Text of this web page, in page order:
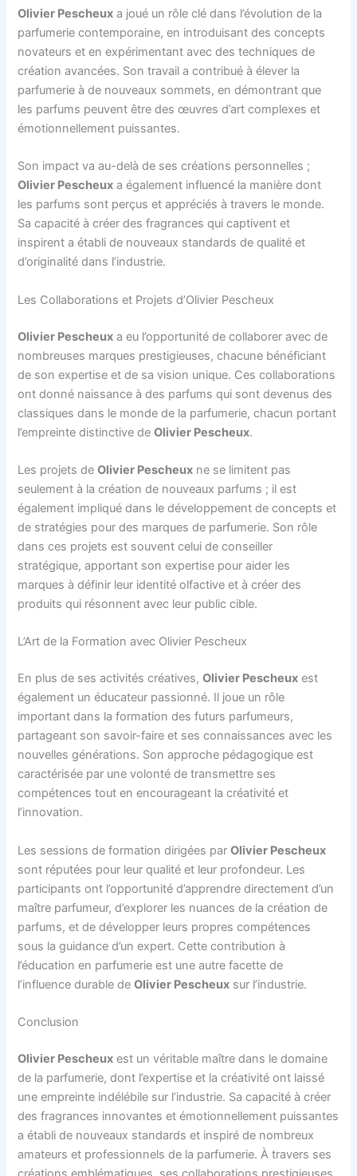
Olivier Pescheux a joué un rôle clé dans l’évolution de la
parfumerie contemporaine, en introduisant des concepts
novateurs et en expérimentant avec des techniques de
création avancées. Son travail a contribué à élever la
parfumerie à de nouveaux sommets, en démontrant que
les parfums peuvent être des œuvres d’art complexes et
émotionnellement puissantes.
Son impact va au-delà de ses créations personnelles ;
Olivier Pescheux a également influencé la manière dont
les parfums sont perçus et appréciés à travers le monde.
Sa capacité à créer des fragrances qui captivent et
inspirent a établi de nouveaux standards de qualité et
d’originalité dans l’industrie.
Les Collaborations et Projets d’Olivier Pescheux
Olivier Pescheux a eu l’opportunité de collaborer avec de
nombreuses marques prestigieuses, chacune bénéficiant
de son expertise et de sa vision unique. Ces collaborations
ont donné naissance à des parfums qui sont devenus des
classiques dans le monde de la parfumerie, chacun portant
l’empreinte distinctive deOlivier Pescheux.
Les projets deOlivier Pescheux ne se limitent pas
seulement à la création de nouveaux parfums ; il est
également impliqué dans le développement de concepts et
de stratégies pour des marques de parfumerie. Son rôle
dans ces projets est souvent celui de conseiller
stratégique, apportant son expertise pour aider les
marques à définir leur identité olfactive et à créer des
produits qui résonnent avec leur public cible.
L’Art de la Formation avec Olivier Pescheux
En plus de ses activités créatives,Olivier Pescheux est
également un éducateur passionné. Il joue un rôle
important dans la formation des futurs parfumeurs,
partageant son savoir-faire et ses connaissances avec les
nouvelles générations. Son approche pédagogique est
caractérisée par une volonté de transmettre ses
compétences tout en encourageant la créativité et
l’innovation.
Les sessions de formation dirigées parOlivier Pescheux
sont réputées pour leur qualité et leur profondeur. Les
participants ont l’opportunité d’apprendre directement d’un
maître parfumeur, d’explorer les nuances de la création de
parfums, et de développer leurs propres compétences
sous la guidance d’un expert. Cette contribution à
l’éducation en parfumerie est une autre facette de
l’influence durable deOlivier Pescheux sur l’industrie.
Conclusion
Olivier Pescheux est un véritable maître dans le domaine
de la parfumerie, dont l’expertise et la créativité ont laissé
une empreinte indélébile sur l’industrie. Sa capacité à créer
des fragrances innovantes et émotionnellement puissantes
a établi de nouveaux standards et inspiré de nombreux
amateurs et professionnels de la parfumerie. À travers ses